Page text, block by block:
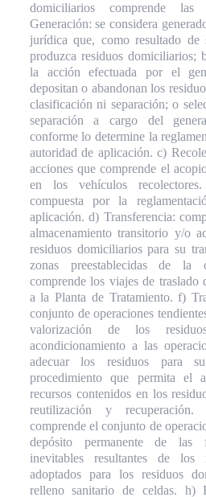
domiciliarios comprende las
Generación: se considera
jurídica que, como resultado de
produzca residuos domiciliarios;
la acción efectuada por el
depositan o abandonan los
clasificación ni separación; o
separación a cargo del
conforme lo determine la
autoridad de aplicación. c)
acciones que comprende el
en los vehículos
compuesta por la
aplicación. d) Transferencia:
almacenamiento transitorio y/o
residuos domiciliarios para su
zonas preestablecidas de la
comprende los viajes de traslado
a la Planta de Tratamiento. f)
conjunto de operaciones
valorización de los
acondicionamiento a las
adecuar los residuos para
procedimiento que permita el
recursos contenidos en los
reutilización y
comprende el conjunto de
depósito permanente de las
inevitables resultantes de los
adoptados para los residuos
relleno sanitario de celdas. h)